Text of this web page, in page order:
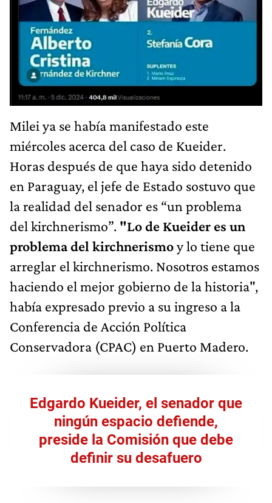
Milei ya se había manifestado este
miércoles acerca del caso de Kueider.
Horas después de que haya sido detenido
en Paraguay, el jefe de Estado sostuvo que
la realidad del senador es “un problema
del kirchnerismo”. "Lo de Kueider es un
problema del kirchnerismoy lo tiene que
arreglar el kirchnerismo. Nosotros estamos
haciendo el mejor gobierno de la historia",
había expresado previo a su ingreso a la
Conferencia de Acción Política
Conservadora (CPAC) en Puerto Madero.
Edgardo Kueider, el senador que
ningún espacio defiende,
preside la Comisión que debe
definir su desafuero